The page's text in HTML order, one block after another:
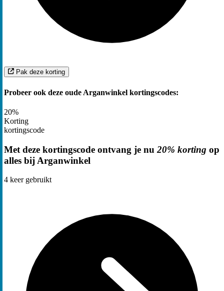
Pak deze korting
Probeer ook deze oude Arganwinkel kortingscodes:
20%
Korting
kortingscode
Met deze kortingscode ontvang je nu 20% korting op
alles bij Arganwinkel
4 keer gebruikt